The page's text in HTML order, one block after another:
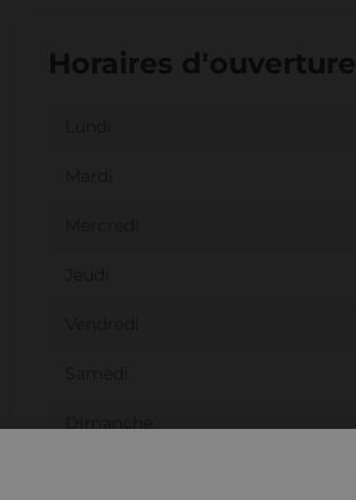
Horaires d'ouverture